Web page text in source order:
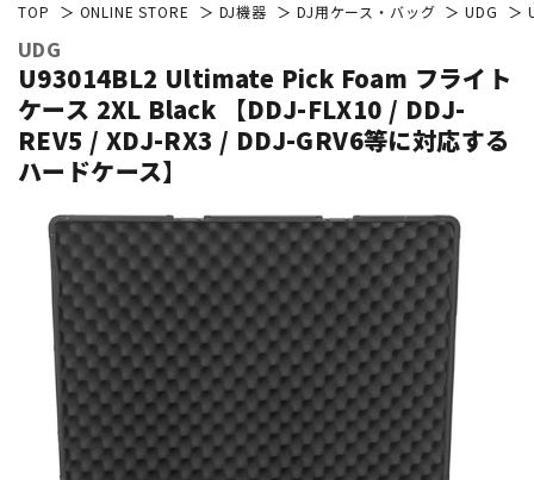
エレキギター アコギ/エレアコ
ベース ウクレレ
ドラム パーカッション
キーボード 電子ピアノ
TOP ONLINE STORE DJ機器 DJ用ケース・バッグ UDG
UDG
U93014BL2 Ultimate Pick Foam フライト
ケース 2XL Black 【DDJ-FLX10 / DDJ-
REV5 / XDJ-RX3 / DDJ-GRV6等に対応する
ハードケース】